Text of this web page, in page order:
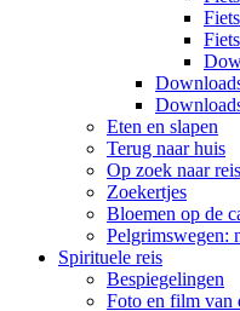
Eten en slapen
Terug naar huis
Op zoek naar
Zoekertjes
Bloemen op de
Pelgrimswegen:
Spirituele reis
Bespiegelingen
Foto en film van